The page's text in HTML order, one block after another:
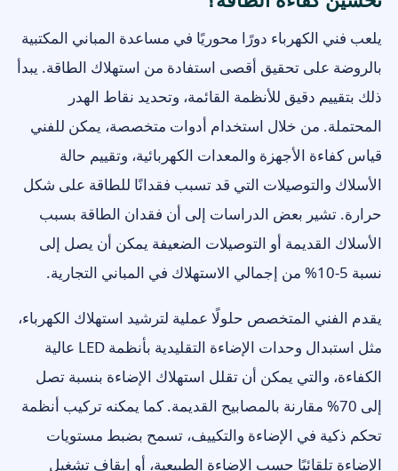
يلعب فني الكهرباء دورًا محوريًا في مساعدة المباني المكتبية
بالروضة على تحقيق أقصى استفادة من استهلاك الطاقة. يبدأ
ذلك بتقييم دقيق للأنظمة القائمة، وتحديد نقاط الهدر
المحتملة. من خلال استخدام أدوات متخصصة، يمكن للفني
قياس كفاءة الأجهزة والمعدات الكهربائية، وتقييم حالة
الأسلاك والتوصيلات التي قد تسبب فقدانًا للطاقة على شكل
حرارة. تشير بعض الدراسات إلى أن فقدان الطاقة بسبب
الأسلاك القديمة أو التوصيلات الضعيفة يمكن أن يصل إلى
نسبة 5-10% من إجمالي الاستهلاك في المباني التجارية.
يقدم الفني المتخصص حلولًا عملية لترشيد استهلاك الكهرباء،
مثل استبدال وحدات الإضاءة التقليدية بأنظمة LED عالية
الكفاءة، والتي يمكن أن تقلل استهلاك الإضاءة بنسبة تصل
إلى 70% مقارنة بالمصابيح القديمة. كما يمكنه تركيب أنظمة
تحكم ذكية في الإضاءة والتكييف، تسمح بضبط مستويات
الإضاءة تلقائيًا حسب الإضاءة الطبيعية، أو إيقاف تشغيل